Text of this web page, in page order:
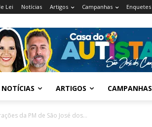
Lei Notícias Artigos Campanhas Enquetes
NOTÍCIAS ARTIGOS CAMPANHAS
da PM de São José dos...